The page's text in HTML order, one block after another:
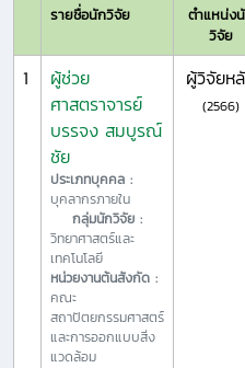
รายชื่อนักวิจัย
ตำแหน่ง
วิจัย
1
ผู้ช่วย
ศาสตราจารย์
บรรจง สมบูรณ์
ชัย
ประเภทบุคคล :
บุคลากรภายใน
กลุ่มนักวิจัย :
วิทยาศาสตร์และ
เทคโนโลยี
หน่วยงานต้นสังกัด :
คณะ
สถาปัตยกรรมศาสตร์
และการออกแบบสิ่ง
แวดล้อม
ผู้วิจัยห
(2566)